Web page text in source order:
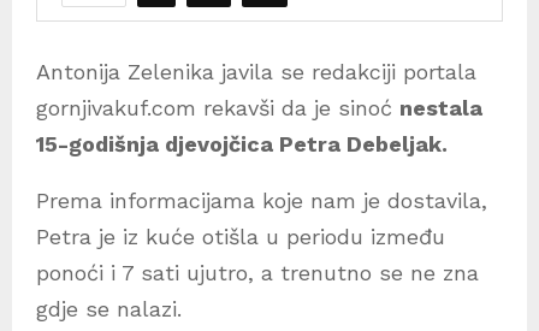
Antonija Zelenika javila se redakciji portala
gornjivakuf.com rekavši da je sinoć nestala
15-godišnja djevojčica Petra Debeljak.
Prema informacijama koje nam je dostavila,
Petra je iz kuće otišla u periodu između
ponoći i 7 sati ujutro, a trenutno se ne zna
gdje se nalazi.